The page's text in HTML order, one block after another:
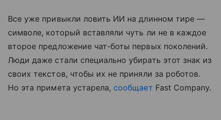
Все уже привыкли ловить ИИ на длинном тире —
символе, который вставляли чуть ли не в каждое
второе предложение чат-боты первых поколений.
Люди даже стали специально убирать этот знак из
своих текстов, чтобы их не приняли за роботов.
Но эта примета устарела, сообщает Fast Company.